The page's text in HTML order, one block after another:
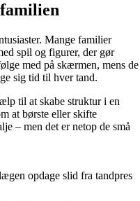
Mange familier
spil og figurer, der gør
med på skærmen, mens de
sig tid til hver tand.
til at skabe struktur i en
at børste eller skifte
– men det er netop de små
opdage slid fra tandpres